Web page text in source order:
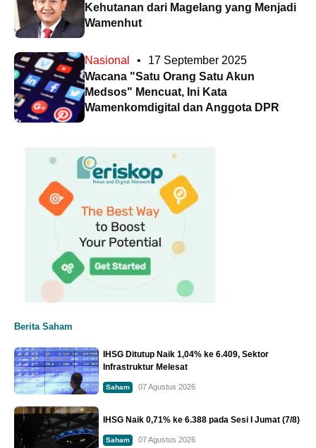
Kehutanan dari Magelang yang Menjadi
Wamenhut
Nasional •
17 September 2025
Wacana "Satu Orang Satu Akun
Medsos" Mencuat, Ini Kata
Wamenkomdigital dan Anggota DPR
Berita Saham
IHSG Ditutup Naik 1,04% ke 6.409, Sektor
Infrastruktur Melesat
Saham 07 Agustus 2026
IHSG Naik 0,71% ke 6.388 pada Sesi I Jumat (7/8)
Saham 07 Agustus 2026